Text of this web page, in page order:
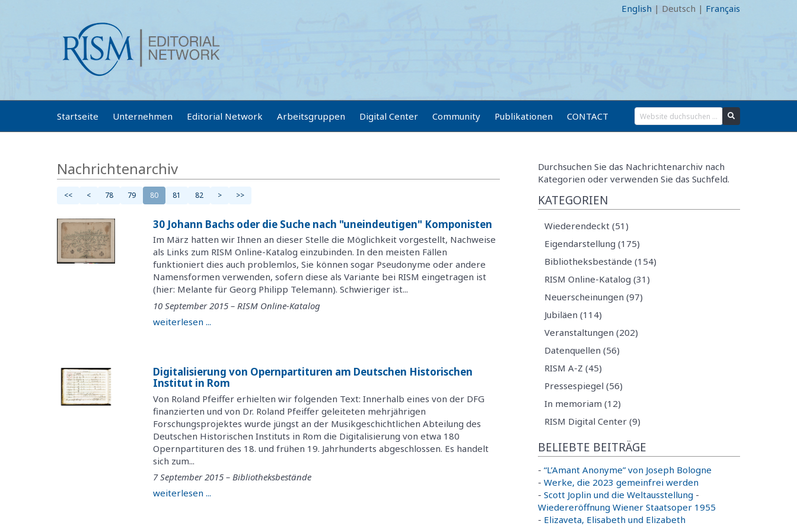
English | Deutsch | Français
Startseite Unternehmen Editorial Network Arbeitsgruppen Digital Center Community Publikationen CONTACT
Nachrichtenarchiv
<< < 78 79 80 81 82 > >>
30 Johann Bachs oder die Suche nach "uneindeutigen" Komponisten
Im März hatten wir Ihnen an dieser Stelle die Möglichkeit vorgestellt, Nachweise
als Links zum RISM Online-Katalog einzubinden. In den meisten Fällen
funktioniert dies auch problemlos, Sie können sogar Pseudonyme oder andere
Namensformen verwenden, sofern diese als Variante bei RISM eingetragen ist
(hier: Melante für Georg Philipp Telemann). Schwieriger ist...
10 September 2015 – RISM Online-Katalog
weiterlesen ...
Digitalisierung von Opernpartituren am Deutschen Historischen
Institut in Rom
Von Roland Pfeiffer erhielten wir folgenden Text: Innerhalb eines von der DFG
finanzierten und von Dr. Roland Pfeiffer geleiteten mehrjährigen
Forschungsprojektes wurde jüngst an der Musikgeschichtlichen Abteilung des
Deutschen Historischen Instituts in Rom die Digitalisierung von etwa 180
Opernpartituren des 18. und frühen 19. Jahrhunderts abgeschlossen. Es handelt
sich zum...
7 September 2015 – Bibliotheksbestände
weiterlesen ...
Durchsuchen Sie das Nachrichtenarchiv nach
Kategorien oder verwenden Sie das Suchfeld.
KATEGORIEN
Wiederendeckt (51)
Eigendarstellung (175)
Bibliotheksbestände (154)
RISM Online-Katalog (31)
Neuerscheinungen (97)
Jubiläen (114)
Veranstaltungen (202)
Datenquellen (56)
RISM A-Z (45)
Pressespiegel (56)
In memoriam (12)
RISM Digital Center (9)
BELIEBTE BEITRÄGE
- “L’Amant Anonyme” von Joseph Bologne
- Werke, die 2023 gemeinfrei werden
- Scott Joplin und die Weltausstellung -
Wiedereröffnung Wiener Staatsoper 1955
- Elizaveta, Elisabeth und Elizabeth